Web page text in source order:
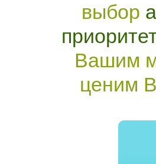
выбор
Вашим
ценим